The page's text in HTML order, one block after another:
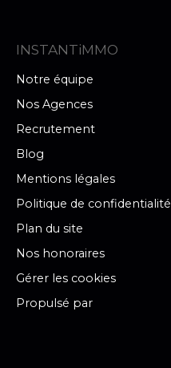
INSTANTiMMO
Notre équipe
Nos Agences
Recrutement
Blog
Mentions légales
Politique de confidentialité
Plan du site
Nos honoraires
Gérer les cookies
Propulsé par